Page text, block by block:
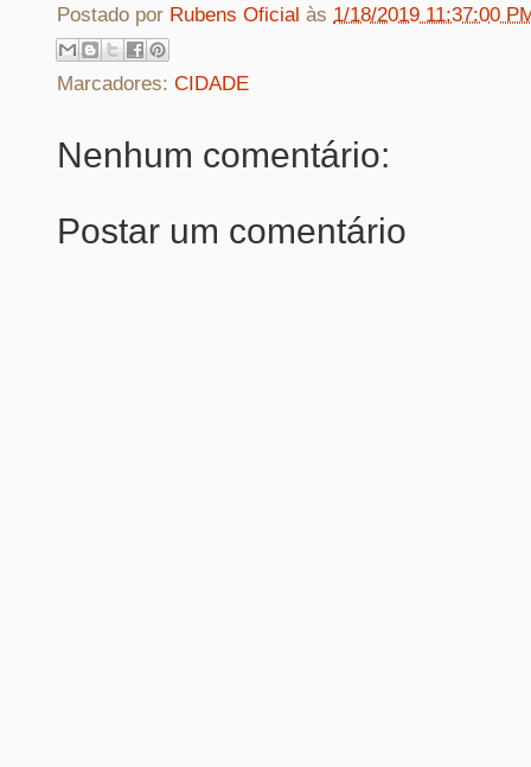
Postado por Rubens Oficial às 1/18/2019 11:37:00
Marcadores: CIDADE
Nenhum comentário:
Postar um comentário